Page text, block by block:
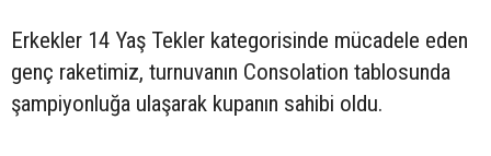
Erkekler 14 Yaş Tekler kategorisinde mücadele eden
genç raketimiz, turnuvanın Consolation tablosunda
şampiyonluğa ulaşarak kupanın sahibi oldu.